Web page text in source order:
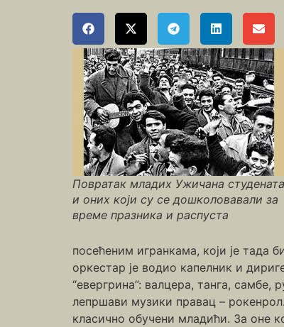
Повратак младих Ужичана студената
и оних који су се дошколовавали за
време празника и распуста
посећеним игранкама, који је тада
оркестар је водио капелник и
“евергрина”: валцера, танга, самбе,
лепршави музики правац –
класично обучени младићи. За оне